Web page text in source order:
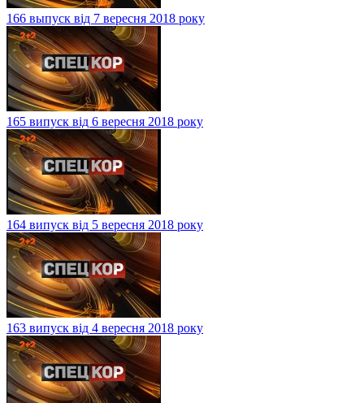
166 выпуск від 7 вересня 2018 року
165 випуск від 6 вересня 2018 року
164 випуск від 5 вересня 2018 року
163 випуск від 4 вересня 2018 року